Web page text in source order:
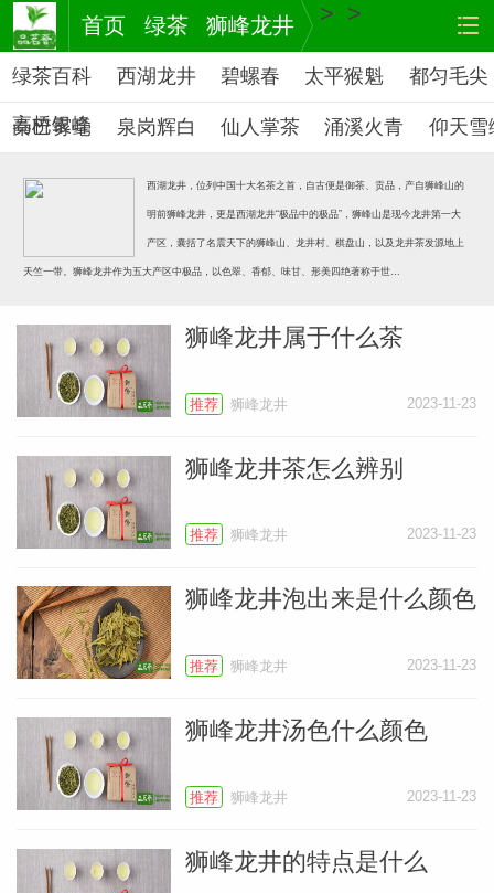
首页 >
绿茶 >
狮峰龙井
绿茶百科 西湖龙井 碧螺春 太平猴魁 都匀毛尖
高桥银峰
秦巴雾毫 泉岗辉白 仙人掌茶 涌溪火青 仰天雪
峨眉毛峰 西湖龙井，位列中国十大名茶之首，自古便是御茶、贡品，产自狮峰山的
明前狮峰龙井，更是西湖龙井“极品中的极品”，狮峰山是现今龙井第一大
产区，囊括了名震天下的狮峰山、龙井村、棋盘山，以及龙井茶发源地上
天竺一带。狮峰龙井作为五大产区中极品，以色翠、香郁、味甘、形美四绝著称于世…
狮峰龙井属于什么茶
推荐 狮峰龙井 2023-11-23
狮峰龙井茶怎么辨别
推荐 狮峰龙井 2023-11-23
狮峰龙井泡出来是什么颜色
推荐 狮峰龙井 2023-11-23
狮峰龙井汤色什么颜色
推荐 狮峰龙井 2023-11-23
狮峰龙井的特点是什么